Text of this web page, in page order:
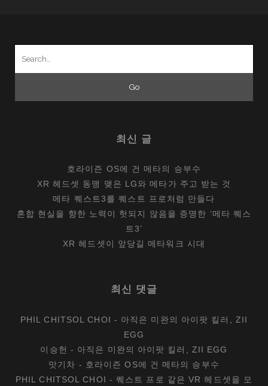
오
최신 글
호라이즌 OS에 건 메타의 승부수
XR 헤드셋 동맹 맺은 LG와 메타가 주고 받는 것
메타 퀘스트3를 퀘스트 프로처럼 만들다
혼합 현실을 향한 노력이 헛되지 않음을 증명한 ‘메타 퀘스
트3’
XR 헤드셋이 앞당길 메타워크 시대
최신 댓글
PHIL CHITSOL CHOI - 아직은 미완의 아이팟 킬러, ZII
EGG
이승헌 - 아직은 미완의 아이팟 킬러, ZII EGG
맛기차 - 호라이즌 OS에 건 메타의 승부수
PHIL CHITSOL CHOI -퀘스트 프로 같은 VR 헤드셋을 모